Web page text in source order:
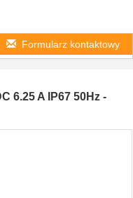
Formularz kontaktowy
6.25 A IP67 50Hz -